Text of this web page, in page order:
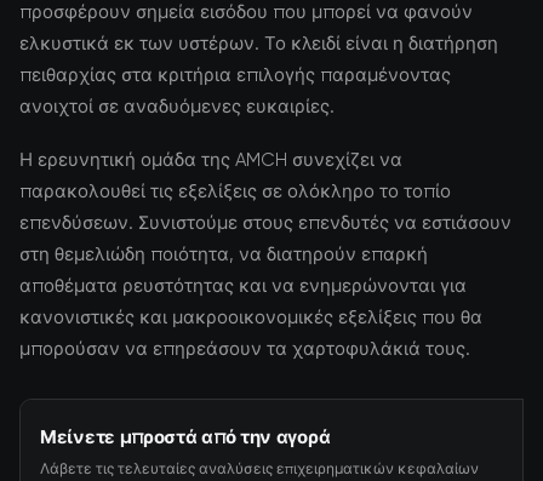
προσφέρουν σημεία εισόδου που μπορεί να φανούν
ελκυστικά εκ των υστέρων. Το κλειδί είναι η διατήρηση
πειθαρχίας στα κριτήρια επιλογής παραμένοντας
ανοιχτοί σε αναδυόμενες ευκαιρίες.
Η ερευνητική ομάδα της AMCH συνεχίζει να
παρακολουθεί τις εξελίξεις σε ολόκληρο το τοπίο
επενδύσεων. Συνιστούμε στους επενδυτές να εστιάσουν
στη θεμελιώδη ποιότητα, να διατηρούν επαρκή
αποθέματα ρευστότητας και να ενημερώνονται για
κανονιστικές και μακροοικονομικές εξελίξεις που θα
μπορούσαν να επηρεάσουν τα χαρτοφυλάκιά τους.
Μείνετε μπροστά από την αγορά
Λάβετε τις τελευταίες αναλύσεις επιχειρηματικών κεφαλαίων